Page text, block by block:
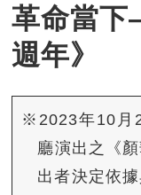
革命當
週年》
※2023年10月
廳演出之《
出者決定依